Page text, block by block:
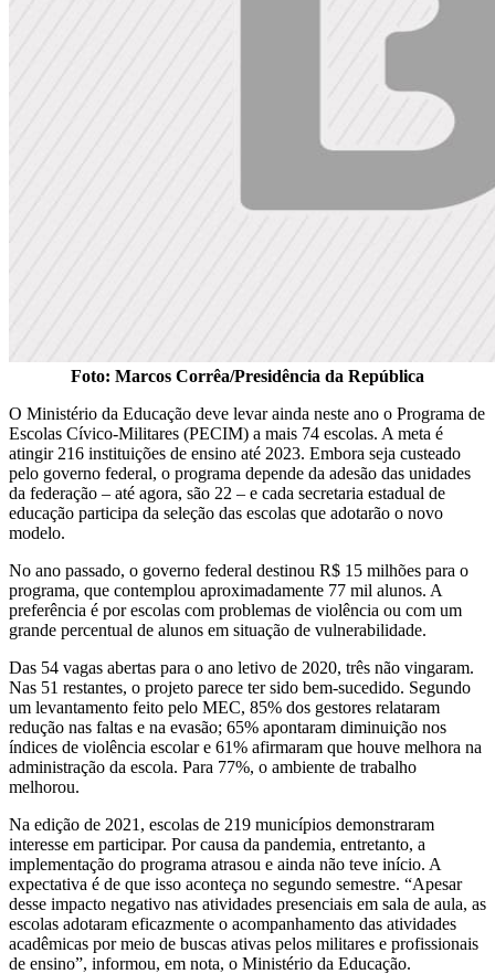
Foto: Marcos Corrêa/Presidência da República
O Ministério da Educação deve levar ainda neste ano o Programa de
Escolas Cívico-Militares (PECIM) a mais 74 escolas. A meta é
atingir 216 instituições de ensino até 2023. Embora seja custeado
pelo governo federal, o programa depende da adesão das unidades
da federação – até agora, são 22 – e cada secretaria estadual de
educação participa da seleção das escolas que adotarão o novo
modelo.
No ano passado, o governo federal destinou R$ 15 milhões para o
programa, que contemplou aproximadamente 77 mil alunos. A
preferência é por escolas com problemas de violência ou com um
grande percentual de alunos em situação de vulnerabilidade.
Das 54 vagas abertas para o ano letivo de 2020, três não vingaram.
Nas 51 restantes, o projeto parece ter sido bem-sucedido. Segundo
um levantamento feito pelo MEC, 85% dos gestores relataram
redução nas faltas e na evasão; 65% apontaram diminuição nos
índices de violência escolar e 61% afirmaram que houve melhora na
administração da escola. Para 77%, o ambiente de trabalho
melhorou.
Na edição de 2021, escolas de 219 municípios demonstraram
interesse em participar. Por causa da pandemia, entretanto, a
implementação do programa atrasou e ainda não teve início. A
expectativa é de que isso aconteça no segundo semestre. “Apesar
desse impacto negativo nas atividades presenciais em sala de aula, as
escolas adotaram eficazmente o acompanhamento das atividades
acadêmicas por meio de buscas ativas pelos militares e profissionais
de ensino”, informou, em nota, o Ministério da Educação.